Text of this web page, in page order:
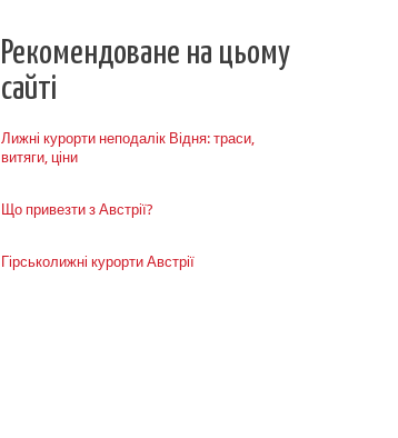
Рекомендоване на цьому
сайті
Лижні курорти неподалік Відня: траси,
витяги, ціни
Що привезти з Австрії?
Гірськолижні курорти Австрії